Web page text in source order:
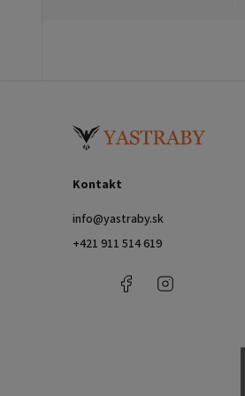
Kontakt
info@yastraby.sk
+421 911 514 619
+421
Facebook